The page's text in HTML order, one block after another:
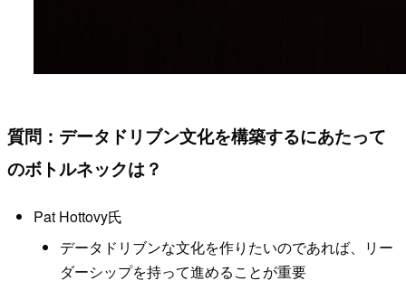
質問：データドリブン文化を構築するにあたって
のボトルネックは？
Pat Hottovy氏
データドリブンな文化を作りたいのであれば、リー
ダーシップを持って進めることが重要